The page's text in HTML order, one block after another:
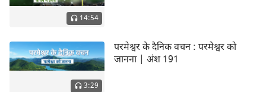
14:54
3:29
परमेश्वर के दैनिक वचन : परमेश्वर को
जानना | अंश 191